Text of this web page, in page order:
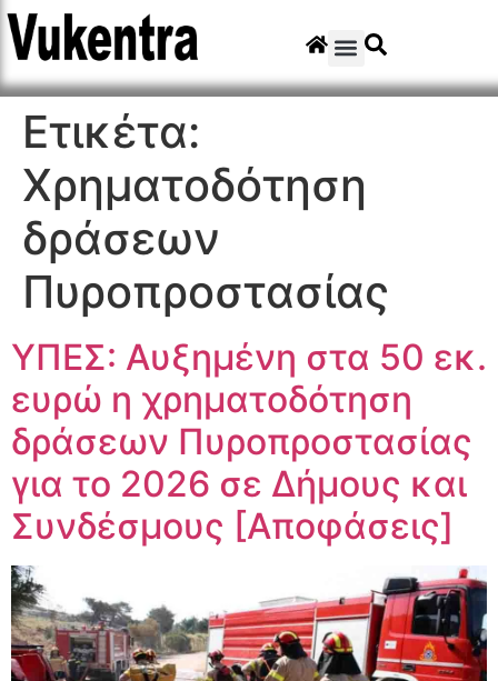
Ετικέτα:
Χρηματοδότηση
δράσεων
Πυροπροστασίας
ΥΠΕΣ: Αυξημένη στα 50 εκ.
ευρώ η χρηματοδότηση
δράσεων Πυροπροστασίας
για το 2026 σε Δήμους και
Συνδέσμους [Αποφάσεις]